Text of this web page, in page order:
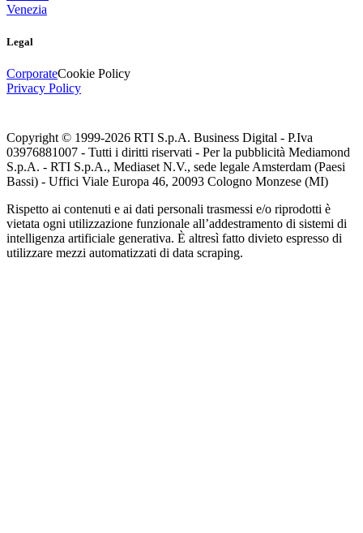
Venezia
Legal
CorporateCookie Policy
Privacy Policy
Copyright © 1999-2026 RTI S.p.A. Business Digital - P.Iva
03976881007 - Tutti i diritti riservati - Per la pubblicità Mediamond
S.p.A. - RTI S.p.A., Mediaset N.V., sede legale Amsterdam (Paesi
Bassi) - Uffici Viale Europa 46, 20093 Cologno Monzese (MI)
Rispetto ai contenuti e ai dati personali trasmessi e/o riprodotti è
vietata ogni utilizzazione funzionale all’addestramento di sistemi di
intelligenza artificiale generativa. È altresì fatto divieto espresso di
utilizzare mezzi automatizzati di data scraping.